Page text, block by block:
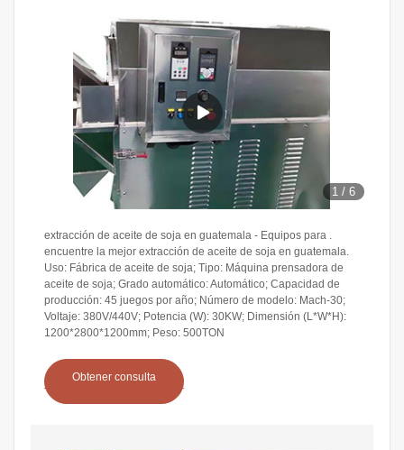
1 /6
extracción de aceite de soja en guatemala - Equipos para .
encuentre la mejor extracción de aceite de soja en guatemala.
Uso: Fábrica de aceite de soja; Tipo: Máquina prensadora de
aceite de soja; Grado automático: Automático; Capacidad de
producción: 45 juegos por año; Número de modelo: Mach-30;
Voltaje: 380V/440V; Potencia (W): 30KW; Dimensión (L*W*H):
1200*2800*1200mm; Peso: 500TON
Obtener consulta